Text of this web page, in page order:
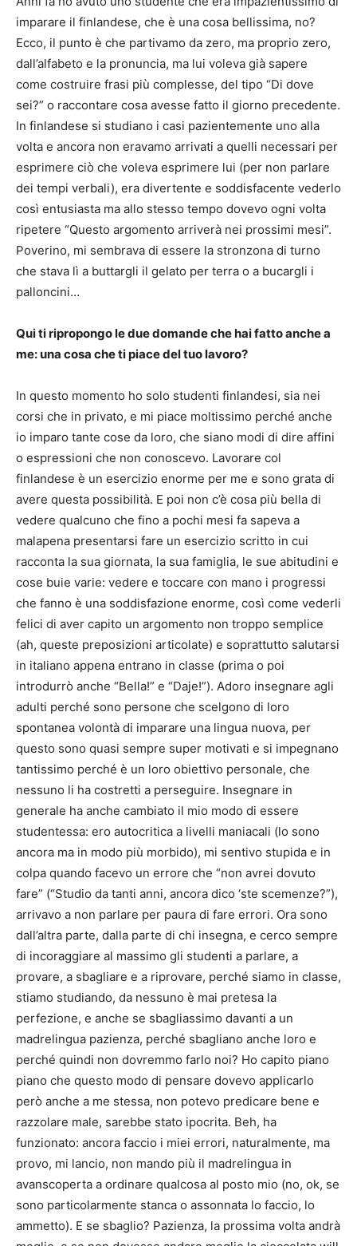
imparare il finlandese, che è una cosa bellissima, no?
Ecco, il punto è che partivamo da zero, ma proprio zero,
dall’alfabeto e la pronuncia, ma lui voleva già sapere
come costruire frasi più complesse, del tipo “Di dove
sei?” o raccontare cosa avesse fatto il giorno precedente.
In finlandese si studiano i casi pazientemente uno alla
volta e ancora non eravamo arrivati a quelli necessari per
esprimere ciò che voleva esprimere lui (per non parlare
dei tempi verbali), era divertente e soddisfacente vederlo
così entusiasta ma allo stesso tempo dovevo ogni volta
ripetere “Questo argomento arriverà nei prossimi mesi”.
Poverino, mi sembrava di essere la stronzona di turno
che stava lì a buttargli il gelato per terra o a bucargli i
palloncini…
Qui ti ripropongo le due domande che hai fatto anche a
me: una cosa che ti piace del tuo lavoro?
In questo momento ho solo studenti finlandesi, sia nei
corsi che in privato, e mi piace moltissimo perché anche
io imparo tante cose da loro, che siano modi di dire affini
o espressioni che non conoscevo. Lavorare col
finlandese è un esercizio enorme per me e sono grata di
avere questa possibilità. E poi non c’è cosa più bella di
vedere qualcuno che fino a pochi mesi fa sapeva a
malapena presentarsi fare un esercizio scritto in cui
racconta la sua giornata, la sua famiglia, le sue abitudini e
cose buie varie: vedere e toccare con mano i progressi
che fanno è una soddisfazione enorme, così come vederli
felici di aver capito un argomento non troppo semplice
(ah, queste preposizioni articolate) e soprattutto salutarsi
in italiano appena entrano in classe (prima o poi
introdurrò anche “Bella!” e “Daje!”). Adoro insegnare agli
adulti perché sono persone che scelgono di loro
spontanea volontà di imparare una lingua nuova, per
questo sono quasi sempre super motivati e si impegnano
tantissimo perché è un loro obiettivo personale, che
nessuno li ha costretti a perseguire. Insegnare in
generale ha anche cambiato il mio modo di essere
studentessa: ero autocritica a livelli maniacali (lo sono
ancora ma in modo più morbido), mi sentivo stupida e in
colpa quando facevo un errore che “non avrei dovuto
fare” (“Studio da tanti anni, ancora dico ‘ste scemenze?”),
arrivavo a non parlare per paura di fare errori. Ora sono
dall’altra parte, dalla parte di chi insegna, e cerco sempre
di incoraggiare al massimo gli studenti a parlare, a
provare, a sbagliare e a riprovare, perché siamo in classe,
stiamo studiando, da nessuno è mai pretesa la
perfezione, e anche se sbagliassimo davanti a un
madrelingua pazienza, perché sbagliano anche loro e
perché quindi non dovremmo farlo noi? Ho capito piano
piano che questo modo di pensare dovevo applicarlo
però anche a me stessa, non potevo predicare bene e
razzolare male, sarebbe stato ipocrita. Beh, ha
funzionato: ancora faccio i miei errori, naturalmente, ma
provo, mi lancio, non mando più il madrelingua in
avanscoperta a ordinare qualcosa al posto mio (no, ok, se
sono particolarmente stanca o assonnata lo faccio, lo
ammetto). E se sbaglio? Pazienza, la prossima volta andrà